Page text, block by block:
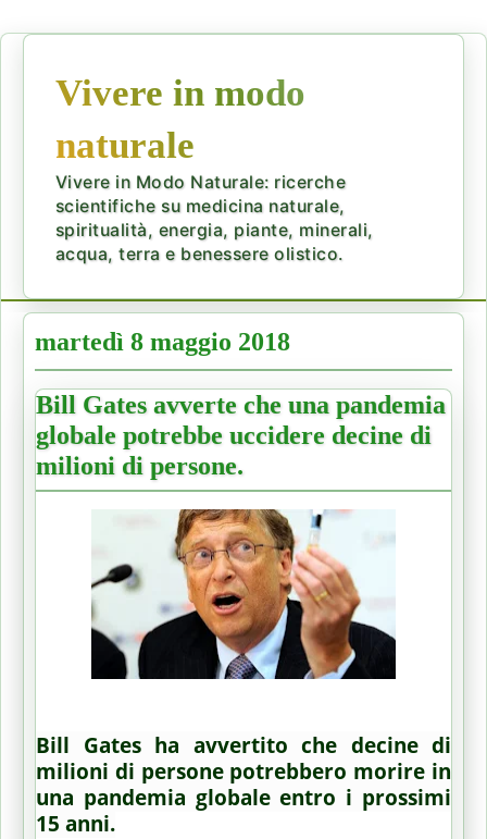
Vivere in modo
naturale
Vivere in Modo Naturale: ricerche
scientifiche su medicina naturale,
spiritualità, energia, piante, minerali,
acqua, terra e benessere olistico.
martedì 8 maggio 2018
Bill Gates avverte che una pandemia
globale potrebbe uccidere decine di
milioni di persone.
Bill Gates ha avvertito che decine di
milioni di persone potrebbero morire in
una pandemia globale entro i prossimi
15 anni.